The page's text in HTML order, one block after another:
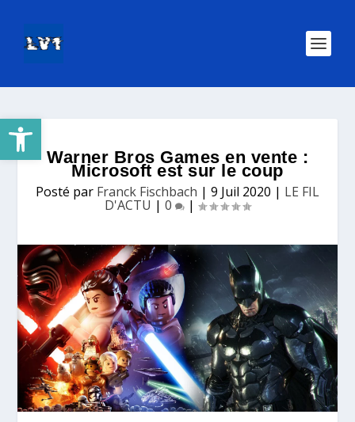
Ouvrir la barre d’outils
Warner Bros Games en vente :
Microsoft est sur le coup
Posté par Franck Fischbach | 9 Juil 2020 | LE FIL
D'ACTU | 0 |